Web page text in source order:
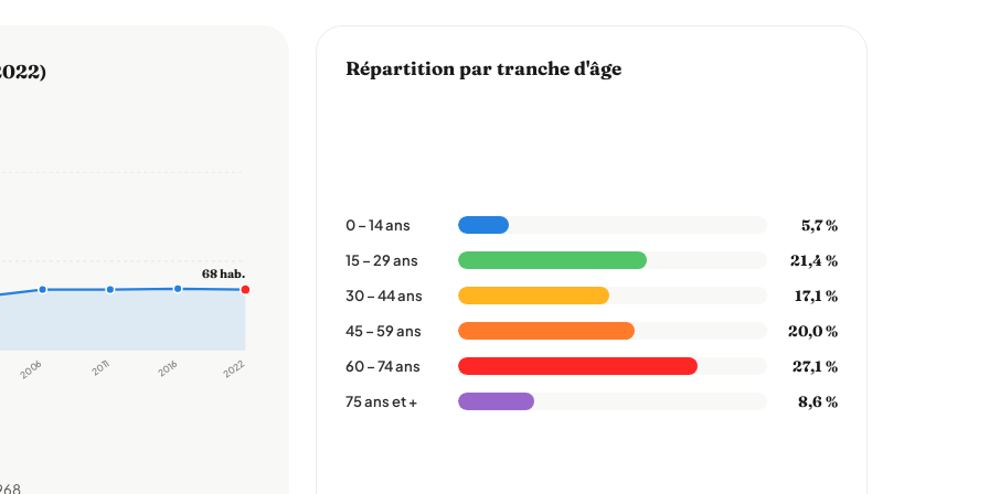
2006 2011 2016 2022
68 hab.
Répartition par tranche d'âge
0 – 14 ans 5,7 %
15 – 29 ans 21,4 %
30 – 44 ans 17,1 %
45 – 59 ans 20,0 %
60 – 74 ans 27,1 %
75 ans et + 8,6 %